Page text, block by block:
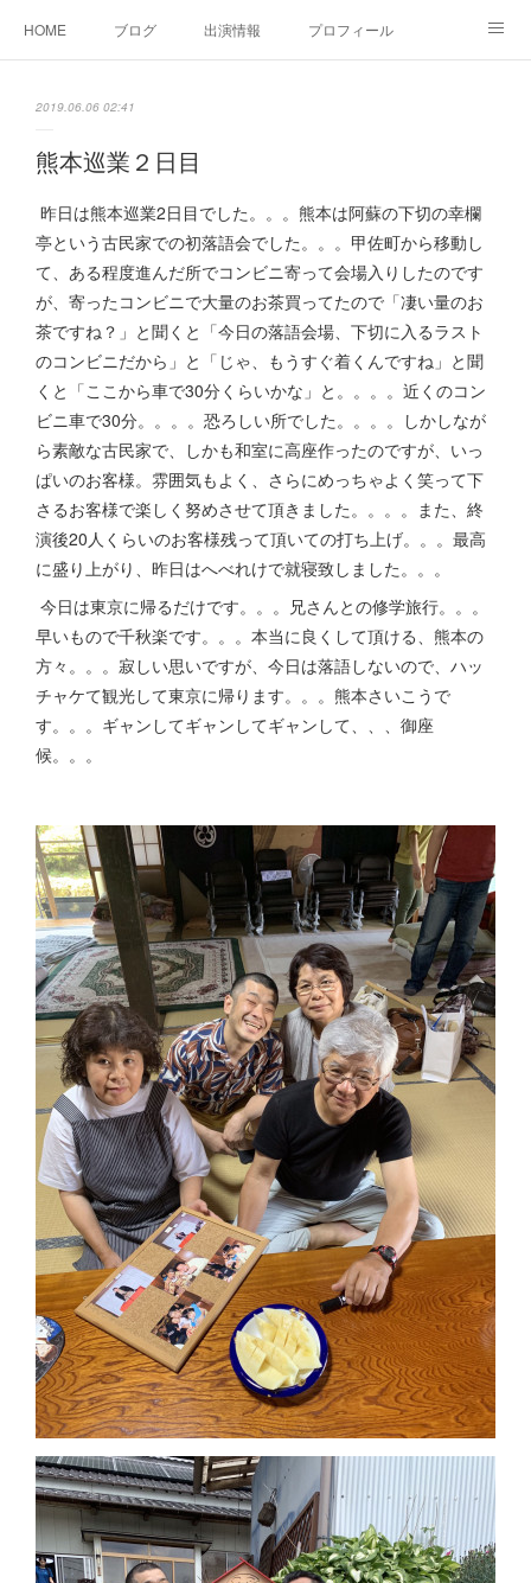
HOME ブログ 出演情報 プロフィール
2019.06.06 02:41
熊本巡業２日目
昨日は熊本巡業2日目でした。。。熊本は阿蘇の下切の幸欄
亭という古民家での初落語会でした。。。甲佐町から移動し
て、ある程度進んだ所でコンビニ寄って会場入りしたのです
が、寄ったコンビニで大量のお茶買ってたので「凄い量のお
茶ですね？」と聞くと「今日の落語会場、下切に入るラスト
のコンビニだから」と「じゃ、もうすぐ着くんですね」と聞
くと「ここから車で30分くらいかな」と。。。。近くのコン
ビニ車で30分。。。。恐ろしい所でした。。。。しかしなが
ら素敵な古民家で、しかも和室に高座作ったのですが、いっ
ぱいのお客様。雰囲気もよく、さらにめっちゃよく笑って下
さるお客様で楽しく努めさせて頂きました。。。。また、終
演後20人くらいのお客様残って頂いての打ち上げ。。。最高
に盛り上がり、昨日はへべれけで就寝致しました。。。
今日は東京に帰るだけです。。。兄さんとの修学旅行。。。
早いもので千秋楽です。。。本当に良くして頂ける、熊本の
方々。。。寂しい思いですが、今日は落語しないので、ハッ
チャケて観光して東京に帰ります。。。熊本さいこうで
す。。。ギャンしてギャンしてギャンして、、、御座
候。。。